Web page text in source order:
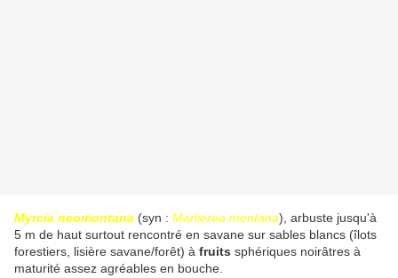
Myrcia neomontana (syn : Marlierea montana), arbuste jusqu'à
5 m de haut surtout rencontré en savane sur sables blancs (îlots
forestiers, lisière savane/forêt) à fruits sphériques noirâtres à
maturité assez agréables en bouche.